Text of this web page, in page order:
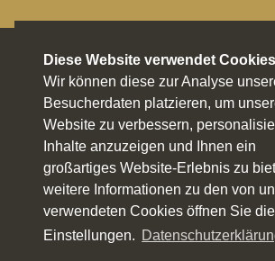
Diese Website verwendet
Wir können diese zur Analyse
Besucherdaten platzieren, um
Website zu verbessern,
Inhalte anzuzeigen und Ihnen ein
großartiges Website-Erlebnis zu
weitere Informationen zu den von
verwendeten Cookies öffnen Sie die
Einstellungen.
© PFANDLER IMPRESSUM